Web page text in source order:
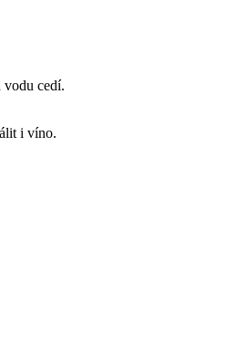
vodu cedí.
i víno.